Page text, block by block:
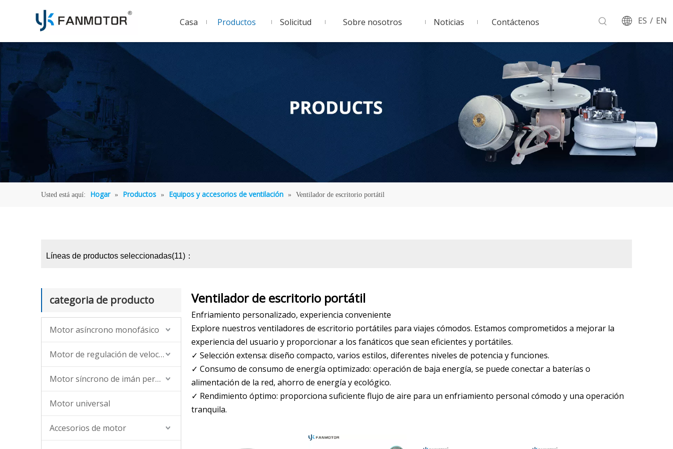
Casa Productos Solicitud Sobre nosotros Noticias Contáctenos ES / EN
Usted está aquí: Hogar » Productos » Equipos y accesorios de ventilación » Ventilador de escritorio portátil
Líneas de productos seleccionadas(11)：
categoria de producto
Motor asíncrono monofásico
Motor de regulación de velocidad asíncrona de CA (monofásica, trifásica)
Motor síncrono de imán permanente
Motor universal
Accesorios de motor
Ventilador de escritorio portátil
Enfriamiento personalizado, experiencia conveniente
Explore nuestros ventiladores de escritorio portátiles para viajes cómodos. Estamos comprometidos a mejorar la
experiencia del usuario y proporcionar a los fanáticos que sean eficientes y portátiles.
✓ Selección extensa: diseño compacto, varios estilos, diferentes niveles de potencia y funciones.
✓ Consumo de consumo de energía optimizado: operación de baja energía, se puede conectar a baterías o
alimentación de la red, ahorro de energía y ecológico.
✓ Rendimiento óptimo: proporciona suficiente flujo de aire para un enfriamiento personal cómodo y una operación
tranquila.